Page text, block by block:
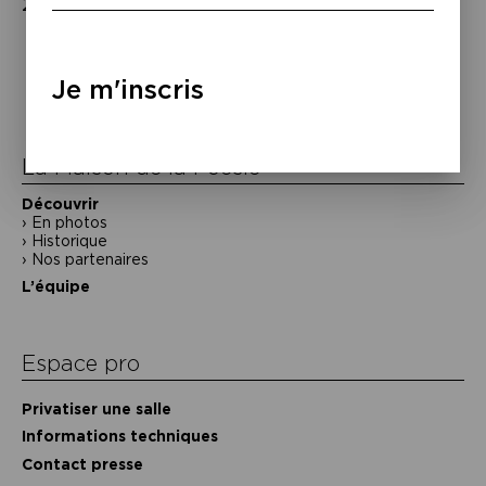
de
l’article
La Maison de la Poésie
Découvrir
En photos
Historique
Nos partenaires
L’équipe
Espace pro
Privatiser une salle
Informations techniques
Contact presse
Je m'inscris